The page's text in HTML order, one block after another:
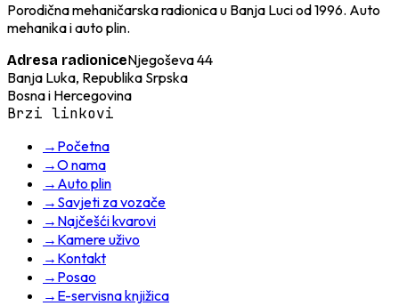
Porodična mehaničarska radionica u Banja Luci od 1996. Auto
mehanika i auto plin.
Adresa radioniceNjegoševa 44
Banja Luka, Republika Srpska
Bosna i Hercegovina
Brzi linkovi
→ Početna
→O nama
→ Auto plin
→ Savjeti za vozače
→ Najčešći kvarovi
→ Kamere uživo
→ Kontakt
→ Posao
→ E-servisna knjižica